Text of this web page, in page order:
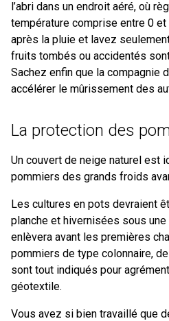
l’abri dans un endroit aéré, où
température comprise entre 0 et
après la pluie et lavez
fruits tombés ou accidentés
Sachez enfin que la compagnie
accélérer le mûrissement des
La protection des
Un couvert de neige naturel est
pommiers des grands froids
Les cultures en pots devraient
planche et hivernisées sous une
enlèvera avant les premières
pommiers de type colonnaire,
sont tout indiqués pour
géotextile.
Vous avez si bien travaillé que